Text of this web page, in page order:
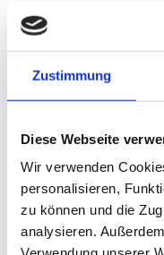
Zustimmung
Diese Webseite
Wir verwenden
personalisieren,
zu können und die
analysieren.
Workation in
Arbeiten, wo
Zwischen Videocall
Staudacherhof
echter Erholung
Ob gemütlicher
kurze Pausen im